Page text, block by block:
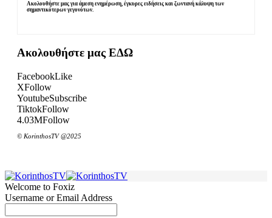
Ακολουθήστε μας για άμεση ενημέρωση, έγκυρες ειδήσεις και ζωντανή κάλυψη των
σημαντικότερων γεγονότων.
Ακολουθήστε μας ΕΔΩ
FacebookLike
XFollow
YoutubeSubscribe
TiktokFollow
4.03MFollow
© KorinthosTV @2025
Welcome to Foxiz
Username or Email Address